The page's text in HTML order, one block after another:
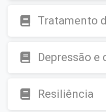
Tratamento
Depressão e
Resiliência